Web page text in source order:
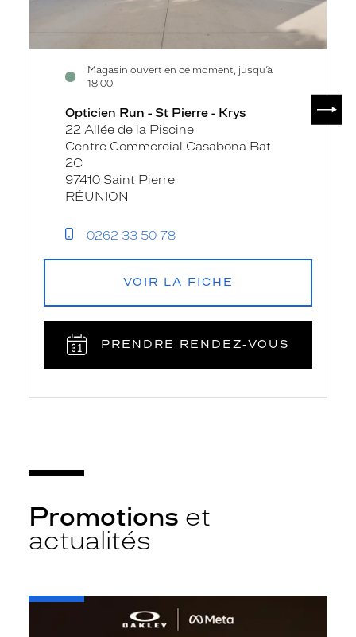
Magasin ouvert en ce moment, jusqu’à
18:00
Opticien Run - St Pierre - Krys
22 Allée de la Piscine
Centre Commercial Casabona Bat
2C
97410 Saint Pierre
RÉUNION
0262 33 50 78
VOIR LA FICHE
PRENDRE RENDEZ‑VOUS
Promotions et
actualités
-